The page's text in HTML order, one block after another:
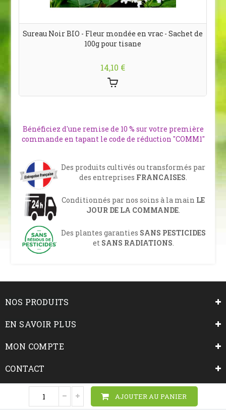
AJOUTER AU PANIER
Sureau Noir BIO - Fleur mondée en vrac - Sachet de
100g pour tisane
14,10 €
Bénéficiez d'une remise de 10 % sur votre première
commande en tapant le code de réduction "COMM1"
Des produits cultivés ou transformés par
des entreprises FRANCAISES.
Conditionnés par nos soins à la main LE
JOUR DE LA COMMANDE.
Des plantes garanties SANS PESTICIDES
et SANS RADIATIONS.
NOS PRODUITS
EN SAVOIR PLUS
MON COMPTE
CONTACT